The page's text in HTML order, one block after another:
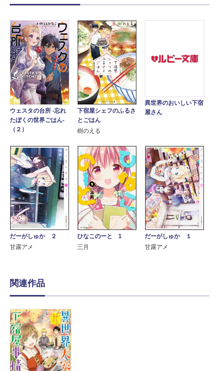
ウェスタの台所 ‐忘れ
たぼくの世界ごはん‐
（２）
下宿屋シェフのふるさ
とごはん
樹のえる
異世界のおいしい下宿
屋さん
だーがしゅか ２
甘露アメ
ひなこのーと 1
三月
だーがしゅか １
甘露アメ
関連作品